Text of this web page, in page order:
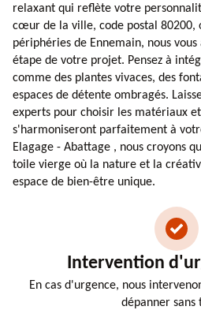
relaxant qui reflète votre
cœur de la ville, code postal 80200,
périphéries de Ennemain, nous
étape de votre projet. Pensez à
comme des plantes vivaces, des
espaces de détente ombragés.
experts pour choisir les matériaux
s'harmoniseront parfaitement à
Elagage - Abattage , nous croyons
toile vierge où la nature et la
espace de bien-être unique.
Intervention
En cas d'urgence, nous
dépanner sans